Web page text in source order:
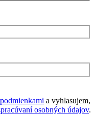
a vyhlasujem,
osobných údajov.